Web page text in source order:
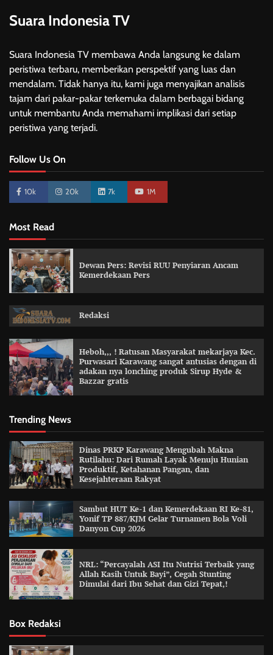
Suara Indonesia TV
Suara Indonesia TV membawa Anda langsung ke dalam
peristiwa terbaru, memberikan perspektif yang luas dan
mendalam. Tidak hanya itu, kami juga menyajikan analisis
tajam dari pakar-pakar terkemuka dalam berbagai bidang
untuk membantu Anda memahami implikasi dari setiap
peristiwa yang terjadi.
Follow Us On
10k 20k 7k 1M
Most Read
Dewan Pers: Revisi RUU Penyiaran Ancam
Kemerdekaan Pers
Redaksi
Heboh,,, ! Ratusan Masyarakat mekarjaya Kec.
Purwasari Karawang sangat antusias dengan di
adakan nya lonching produk Sirup Hyde &
Bazzar gratis
Trending News
Dinas PRKP Karawang Mengubah Makna
Rutilahu: Dari Rumah Layak Menuju Hunian
Produktif, Ketahanan Pangan, dan
Kesejahteraan Rakyat
Sambut HUT Ke-1 dan Kemerdekaan RI Ke-81,
Yonif TP 887/KJM Gelar Turnamen Bola Voli
Danyon Cup 2026
NRL: “Percayalah ASI Itu Nutrisi Terbaik yang
Allah Kasih Untuk Bayi”, Cegah Stunting
Dimulai dari Ibu Sehat dan Gizi Tepat,!
Box Redaksi